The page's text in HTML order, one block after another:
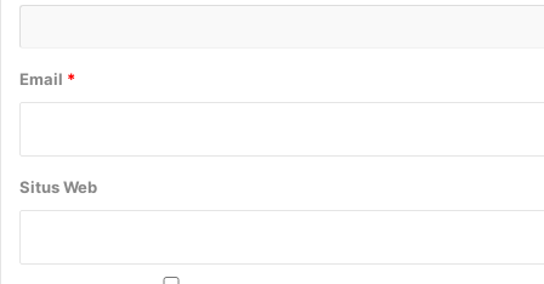
*
Email *
Situs Web